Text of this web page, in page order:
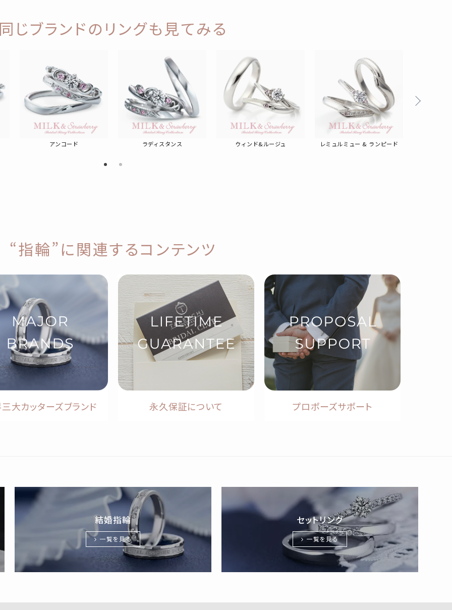
同じブランドのリングも見てみる
アンコード ラディスタンス ウィンド&ルージュ レミュルミュー & ランピード
“指輪”に関連するコンテンツ
大カッターズブランド 永久保証について プロポーズサポート
結婚指輪
一覧を見る
セットリング
一覧を見る